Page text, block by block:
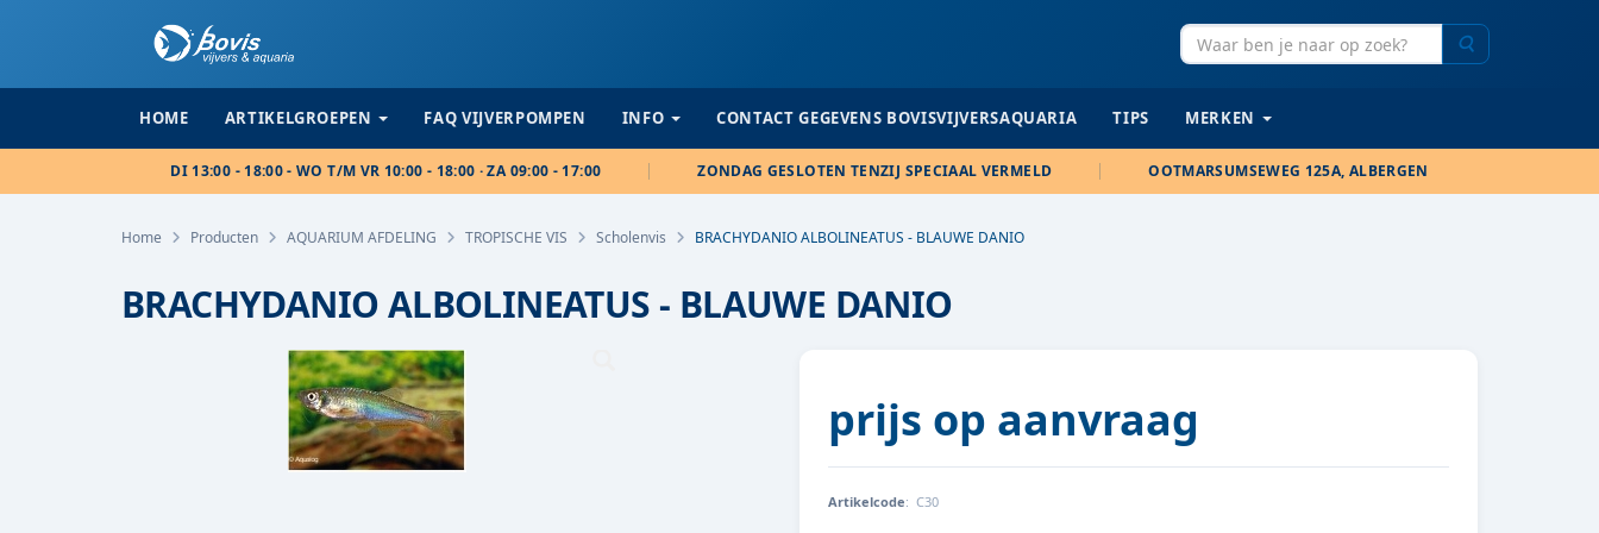
HOME ARTIKELGROEPEN FAQ VIJVERPOMPEN INFO CONTACT GEGEVENS BOVISVIJVERSAQUARIA TIPS MERKEN
DI 13:00 - 18:00 - WO T/M VR 10:00 - 18:00 · ZA 09:00 - 17:00 ZONDAG GESLOTEN TENZIJ SPECIAAL VERMELD OOTMARSUMSEWEG 125A, ALBERGEN
Home Producten AQUARIUM AFDELING TROPISCHE VIS Scholenvis BRACHYDANIO ALBOLINEATUS - BLAUWE DANIO
BRACHYDANIO ALBOLINEATUS - BLAUWE DANIO
prijs op aanvraag
Artikelcode: C30